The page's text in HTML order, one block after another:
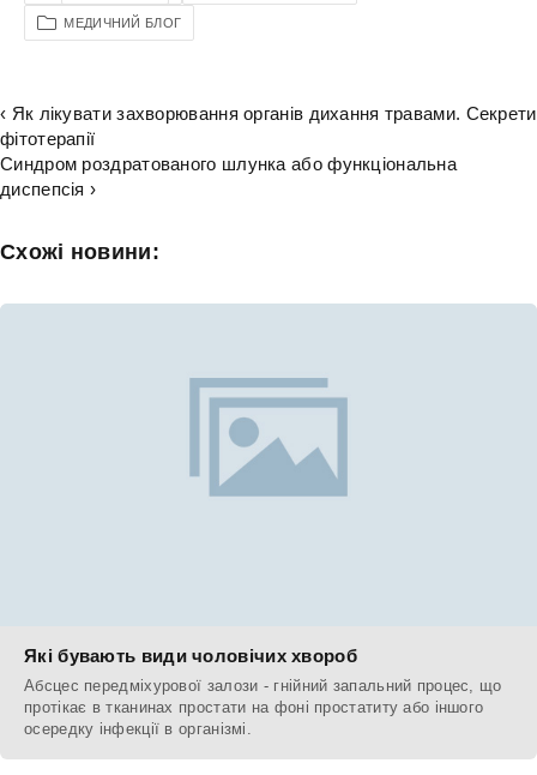
МЕДИЧНИЙ БЛОГ
‹ Як лікувати захворювання органів дихання травами. Секрети
фітотерапії
Синдром роздратованого шлунка або функціональна
диспепсія ›
Схожі новини:
Які бувають види чоловічих хвороб
Абсцес передміхурової залози - гнійний запальний процес, що
протікає в тканинах простати на фоні простатиту або іншого
осередку інфекції в організмі.